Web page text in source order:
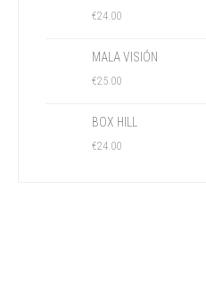
€24.00
MALA VISIÓN
€25.00
BOX HILL
€24.00